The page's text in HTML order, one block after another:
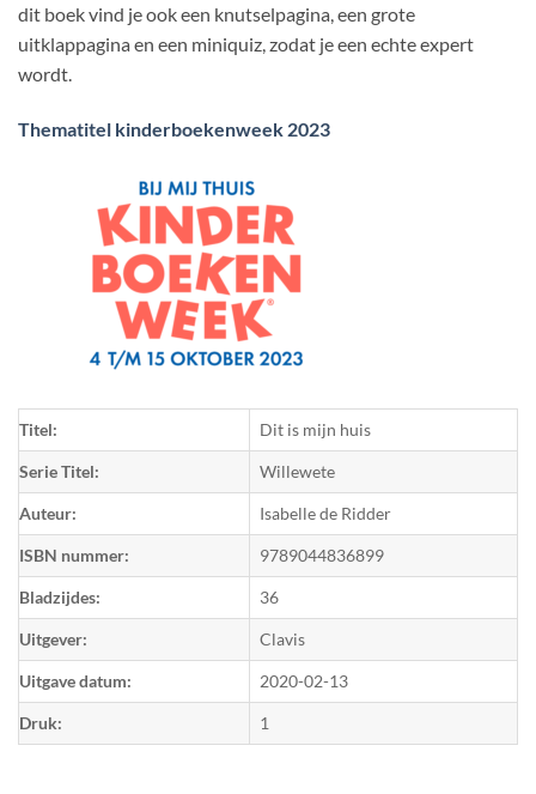
dit boek vind je ook een knutselpagina, een grote
uitklappagina en een miniquiz, zodat je een echte expert
wordt.
Thematitel kinderboekenweek 2023
Titel: Dit is mijn huis
Serie Titel: Willewete
Auteur: Isabelle de Ridder
ISBN nummer: 9789044836899
Bladzijdes: 36
Uitgever: Clavis
Uitgave datum: 2020-02-13
Druk: 1